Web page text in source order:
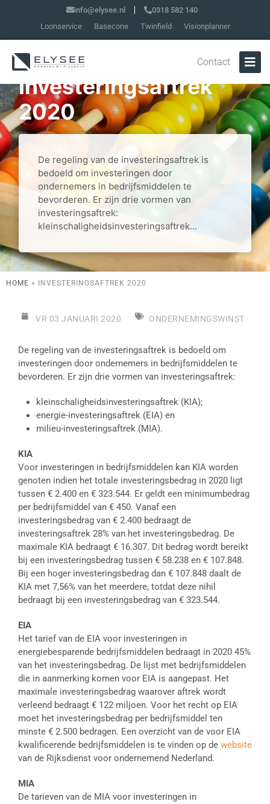
info@elysee.nl
0318 582 140
Loonservice
Basecone Twinfield Visionplanner
Contact
Investeringsaftrek
2020
De regeling van de investeringsaftrek is
bedoeld om investeringen door
ondernemers in bedrijfsmiddelen te
bevorderen. Er zijn drie vormen van
investeringsaftrek:
kleinschaligheidsinvesteringsaftrek...
HOME » INVESTERINGSAFTREK 2020
VR 03 JANUARI 2020 ONDERNEMINGSWINST
De regeling van de investeringsaftrek is bedoeld om
investeringen door ondernemers in bedrijfsmiddelen te
bevorderen. Er zijn drie vormen van investeringsaftrek:
kleinschaligheidsinvesteringsaftrek (KIA);
energie-investeringsaftrek (EIA) en
milieu-investeringsaftrek (MIA).
KIA
Voor investeringen in bedrijfsmiddelen kan KIA worden
genoten indien het totale investeringsbedrag in 2020 ligt
tussen € 2.400 en € 323.544. Er geldt een minimumbedrag
per bedrijfsmiddel van € 450. Vanaf een
investeringsbedrag van € 2.400 bedraagt de
investeringsaftrek 28% van het investeringsbedrag. De
maximale KIA bedraagt € 16.307. Dit bedrag wordt bereikt
bij een investeringsbedrag tussen € 58.238 en € 107.848.
Bij een hoger investeringsbedrag dan € 107.848 daalt de
KIA met 7,56% van het meerdere, totdat deze nihil
bedraagt bij een investeringsbedrag van € 323.544.
EIA
Het tarief van de EIA voor investeringen in
energiebesparende bedrijfsmiddelen bedraagt in 2020 45%
van het investeringsbedrag. De lijst met bedrijfsmiddelen
die in aanmerking komen voor EIA is aangepast. Het
maximale investeringsbedrag waarover aftrek wordt
verleend bedraagt € 122 miljoen. Voor het recht op EIA
moet het investeringsbedrag per bedrijfsmiddel ten
minste € 2.500 bedragen. Een overzicht van de voor EIA
kwalificerende bedrijfsmiddelen is te vinden op de website
van de Rijksdienst voor ondernemend Nederland.
MIA
De tarieven van de MIA voor investeringen in